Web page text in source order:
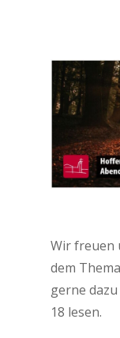
Wir freuen
dem
gerne
18 lesen.